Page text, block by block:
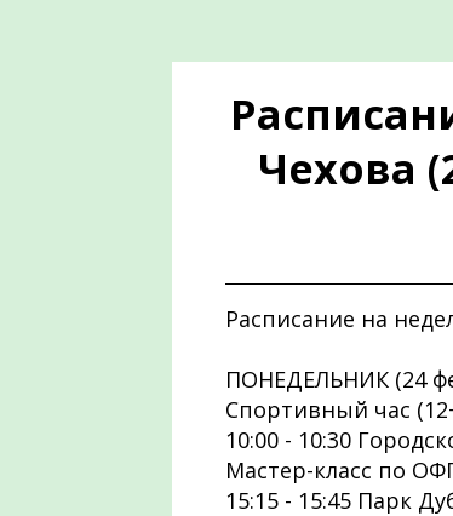
Чехова
Расписание на
ПОНЕДЕЛЬНИК (24
Спортивный час
10:00 - 10:30
Мастер-класс по
15:15 - 15:45 Парк